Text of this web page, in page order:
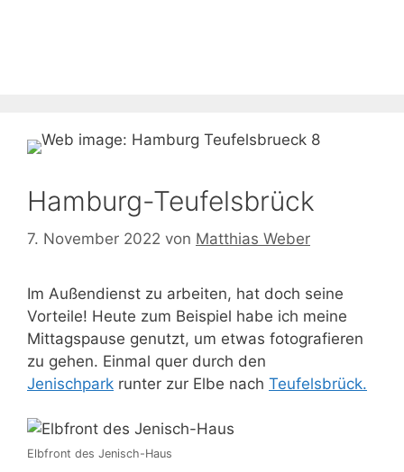
Hamburg-Teufelsbrück
7. November 2022 von Matthias Weber
Im Außendienst zu arbeiten, hat doch seine
Vorteile! Heute zum Beispiel habe ich meine
Mittagspause genutzt, um etwas fotografieren
zu gehen. Einmal quer durch den
Jenischpark runter zur Elbe nach Teufelsbrück.
Elbfront des Jenisch-Haus